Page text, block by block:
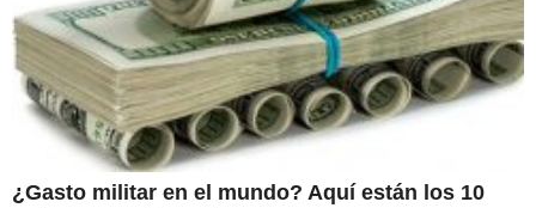
¿Gasto militar en el mundo? Aquí están los 10